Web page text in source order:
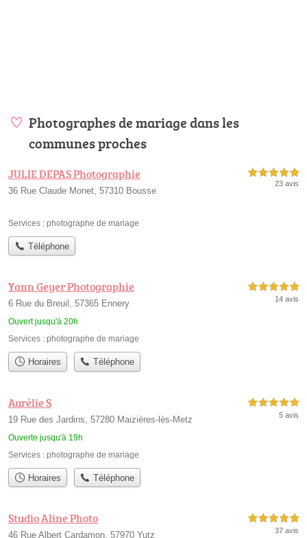
Photographes de mariage dans les
communes proches
JULIE DEPAS Photographie
36 Rue Claude Monet, 57310 Bousse
5,0 étoiles sur 5
23 avis
Services : photographe de mariage
Téléphone
Yann Geyer Photographie
6 Rue du Breuil, 57365 Ennery
Ouvert jusqu'à 20h
5,0 étoiles sur 5
14 avis
Services : photographe de mariage
Horaires Téléphone
Aurélie S
19 Rue des Jardins, 57280 Maizières-lès-Metz
Ouverte jusqu'à 19h
5,0 étoiles sur 5
5 avis
Services : photographe de mariage
Horaires Téléphone
Studio Aline Photo
46 Rue Albert Cardamon, 57970 Yutz
5,0 étoiles sur 5
37 avis